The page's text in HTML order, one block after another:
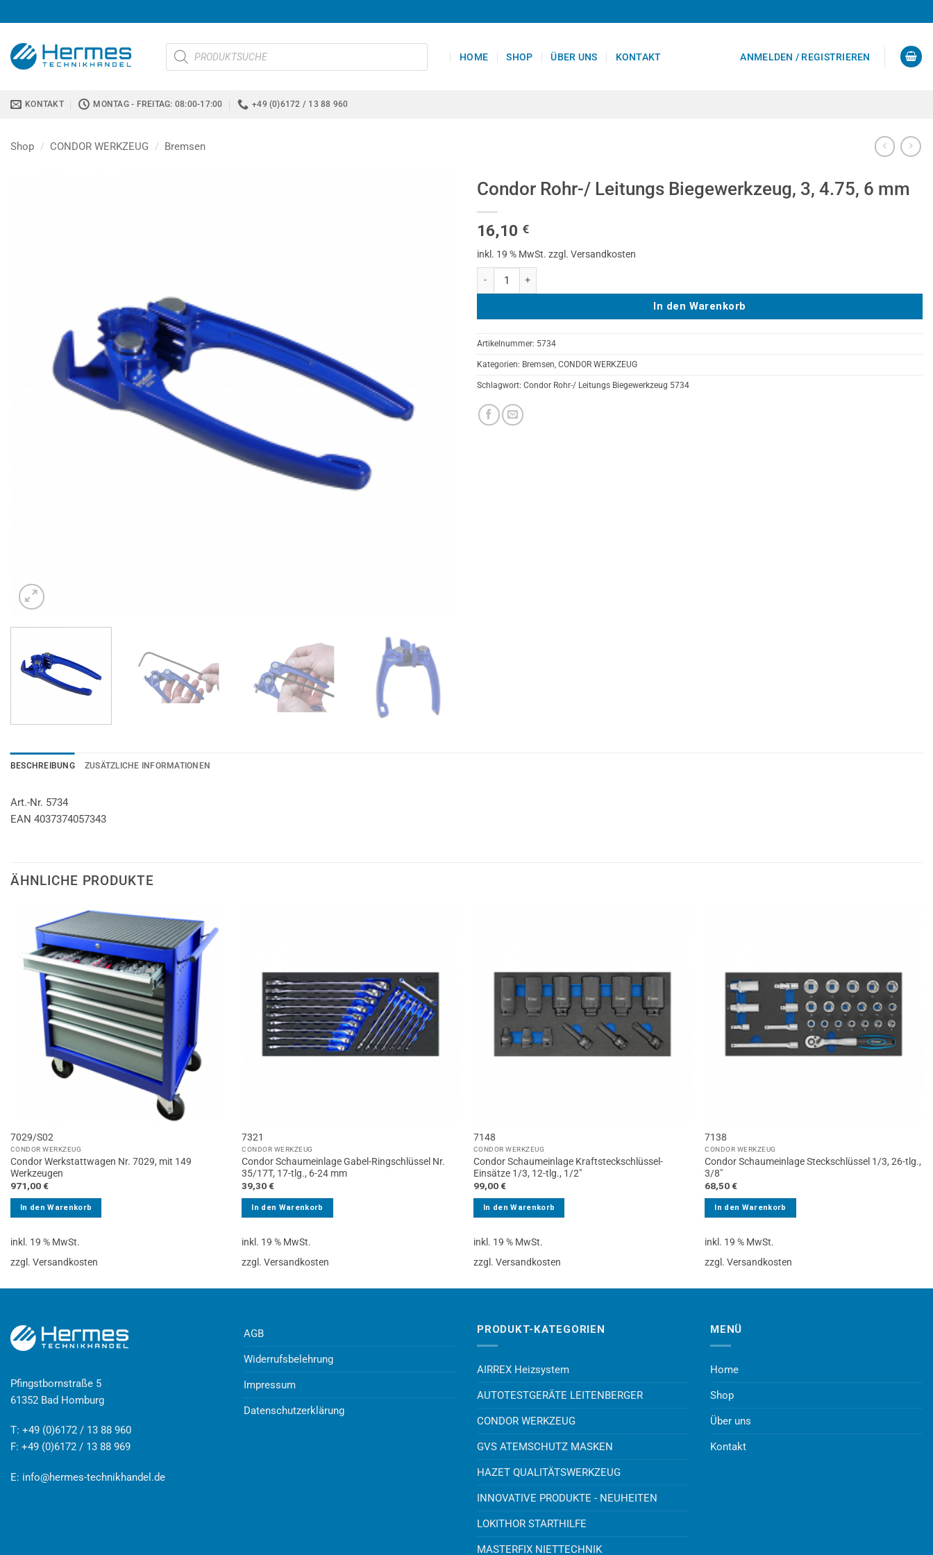
Inhalt
springen
Products
search
HOME SHOP ÜBER UNS KONTAKT ANMELDEN / REGISTRIEREN
KONTAKT MONTAG - FREITAG: 08:00-17:00 +49 (0)6172 / 13 88 960
Shop / CONDOR WERKZEUG / Bremsen
Condor Rohr-/ Leitungs Biegewerkzeug, 3, 4.75, 6 mm
16,10 €
inkl. 19 % MwSt. zzgl. Versandkosten
In den Warenkorb
Artikelnummer: 5734
Kategorien: Bremsen CONDOR WERKZEUG
Schlagwort: Condor Rohr-/ Leitungs Biegewerkzeug 5734
BESCHREIBUNG ZUSÄTZLICHE INFORMATIONEN
Art.-Nr. 5734
EAN 4037374057343
ÄHNLICHE PRODUKTE
7029/S02
CONDOR WERKZEUG
Condor Werkstattwagen Nr. 7029, mit 149
Werkzeugen
971,00€
In den Warenkorb
inkl. 19 % MwSt.
zzgl. Versandkosten
7321
CONDOR WERKZEUG
Condor Schaumeinlage Gabel-Ringschlüssel Nr.
35/17T, 17-tlg., 6-24 mm
39,30€
In den Warenkorb
inkl. 19 % MwSt.
zzgl. Versandkosten
7148
CONDOR WERKZEUG
Condor Schaumeinlage Kraftsteckschlüssel-
Einsätze 1/3, 12-tlg., 1/2″
99,00€
In den Warenkorb
inkl. 19 % MwSt.
zzgl. Versandkosten
7138
CONDOR WERKZEUG
Condor Schaumeinlage Steckschlüssel 1/3, 26-tlg.,
3/8″
68,50€
In den Warenkorb
inkl. 19 % MwSt.
zzgl. Versandkosten
Pfingstbornstraße 5
61352 Bad Homburg
T: +49 (0)6172 / 13 88 960
F: +49 (0)6172 / 13 88 969
E: info@hermes-technikhandel.de
AGB
Widerrufsbelehrung
Impressum
Datenschutzerklärung
PRODUKT-KATEGORIEN
AIRREX Heizsystem
AUTOTESTGERÄTE LEITENBERGER
CONDOR WERKZEUG
GVS ATEMSCHUTZ MASKEN
HAZET QUALITÄTSWERKZEUG
INNOVATIVE PRODUKTE - NEUHEITEN
LOKITHOR STARTHILFE
MASTERFIX NIETTECHNIK
MENÜ
Home
Shop
Über uns
Kontakt